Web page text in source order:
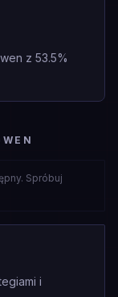
z 53.5%
Spróbuj
i